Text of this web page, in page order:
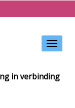
Toggle
in verbinding